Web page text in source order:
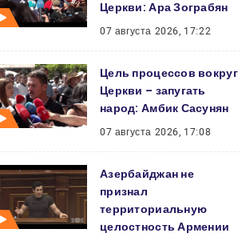
Церкви: Ара Зограбян
07 августа 2026, 17:22
Цель процессов вокруг
Церкви – запугать
народ: Амбик Сасунян
07 августа 2026, 17:08
Азербайджан не
признал
территориальную
целостность Армении